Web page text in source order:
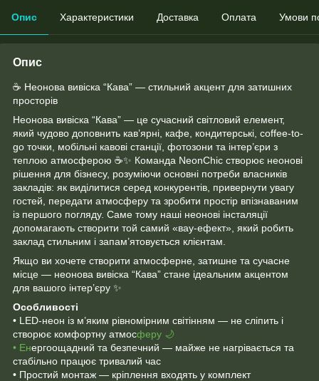
Опис Характеристики Доставка Оплата Умови
Опис
☕ Неонова вивіска “Кава” — стильний акцент для затишних
просторів
Неонова вивіска “Кава” — це сучасний світловий елемент,
який чудово доповнить кав’ярні, кафе, кондитерські, coffee-to-
go точки, мобільні кавові станції, фотозони та інтер’єри з
теплою атмосферою ☕✨ Команда NeonChic створює неонові
рішення для бізнесу, розуміючи основні потреби власників
закладів: як виділитися серед конкурентів, привернути увагу
гостей, передати атмосферу та зробити простір впізнаваним
із першого погляду. Саме тому наші неонові інсталяції
допомагають створити той самий «вау-ефект», який робить
заклад стильним і запам’ятовується клієнтам.
Якщо ви хочете створити атмосферне, затишне та сучасне
місце — неонова вивіска “Кава” стане ідеальним акцентом
для вашого інтер’єру ✨
Особливості
• LED-неон із м’яким рівномірним світінням — не сліпить і
створює комфортну атмосферу 🌙
• Енергоощадний та безпечний — майже не нагрівається та
стабільно працює тривалий час
• Простий монтаж — кріплення входять у комплект